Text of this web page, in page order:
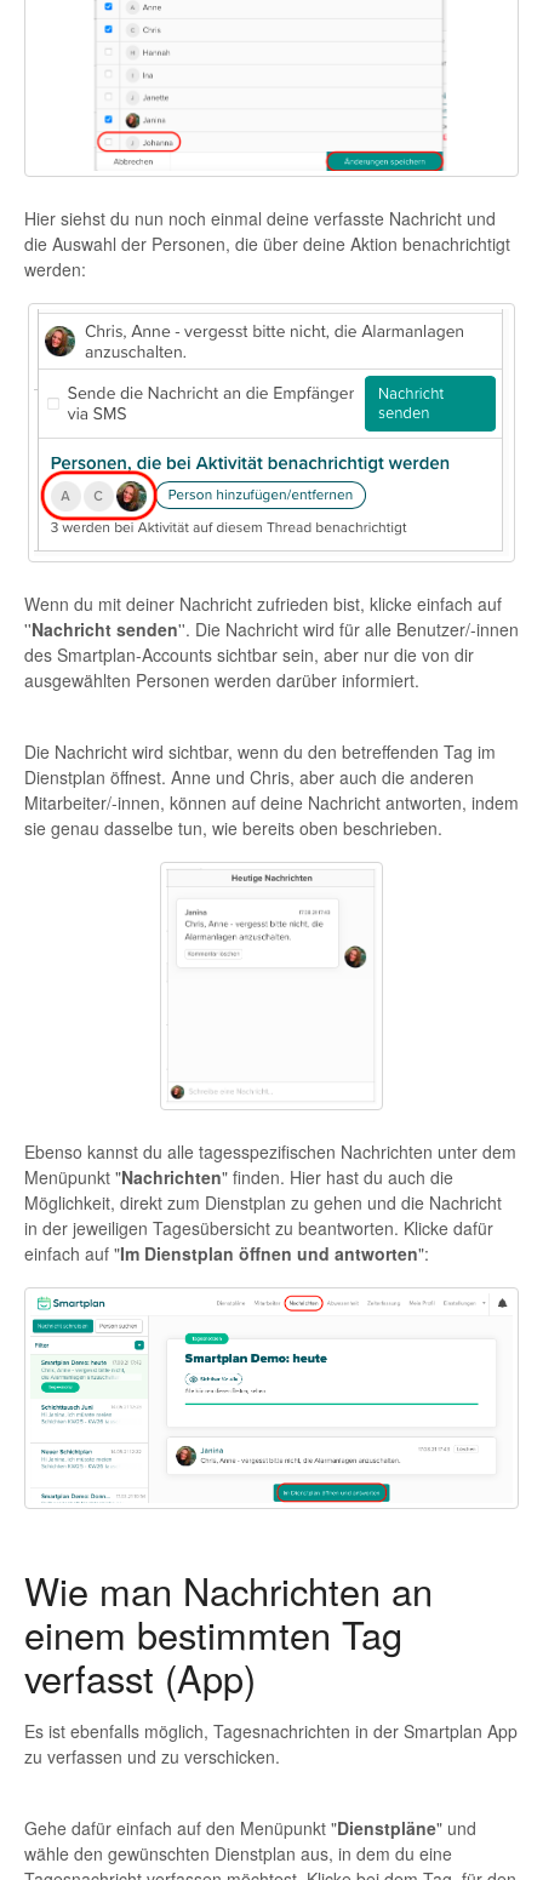
Hier siehst du nun noch einmal deine verfasste Nachricht und
die Auswahl der Personen, die über deine Aktion benachrichtigt
werden:
Wenn du mit deiner Nachricht zufrieden bist, klicke einfach auf
''Nachricht senden''. Die Nachricht wird für alle Benutzer/-innen
des Smartplan-Accounts sichtbar sein, aber nur die von dir
ausgewählten Personen werden darüber informiert.
Die Nachricht wird sichtbar, wenn du den betreffenden Tag im
Dienstplan öffnest. Anne und Chris, aber auch die anderen
Mitarbeiter/-innen, können auf deine Nachricht antworten, indem
sie genau dasselbe tun, wie bereits oben beschrieben.
Ebenso kannst du alle tagesspezifischen Nachrichten unter dem
Menüpunkt "Nachrichten" finden. Hier hast du auch die
Möglichkeit, direkt zum Dienstplan zu gehen und die Nachricht
in der jeweiligen Tagesübersicht zu beantworten. Klicke dafür
einfach auf "Im Dienstplan öffnen und antworten":
Wie man Nachrichten an
einem bestimmten Tag
verfasst (App)
Es ist ebenfalls möglich, Tagesnachrichten in der Smartplan App
zu verfassen und zu verschicken.
Gehe dafür einfach auf den Menüpunkt "Dienstpläne" und
wähle den gewünschten Dienstplan aus, in dem du eine